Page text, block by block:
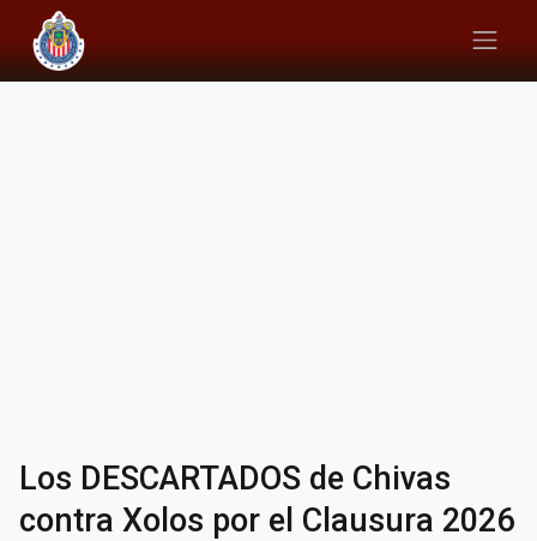
Los DESCARTADOS de Chivas
contra Xolos por el Clausura 2026